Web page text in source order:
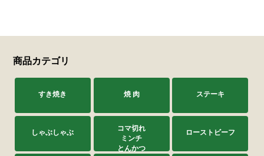
商品カテゴリ
すき焼き 焼 肉 ステーキ
しゃぶしゃぶ
コマ切れ
ミンチ
とんかつ
ローストビーフ